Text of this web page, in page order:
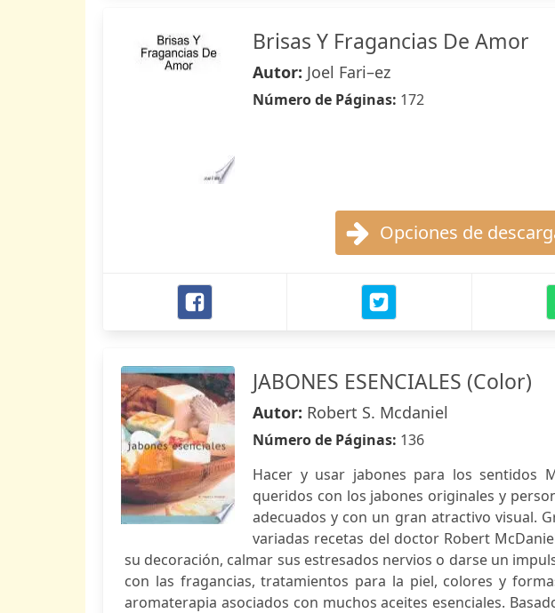
Brisas Y Fragancias De Amor
Autor: Joel Fari–ez
Número de Páginas: 172
Opciones de
JABONES ESENCIALES (Color)
Autor: Robert S. Mcdaniel
Número de Páginas: 136
Hacer y usar jabones para los sentidos
queridos con los jabones originales y
adecuados y con un gran atractivo visual.
variadas recetas del doctor Robert
su decoración, calmar sus estresados nervios o darse un
con las fragancias, tratamientos para la piel, colores y
aromaterapia asociados con muchos aceites esenciales.